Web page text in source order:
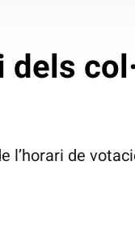
dels
l’horari de